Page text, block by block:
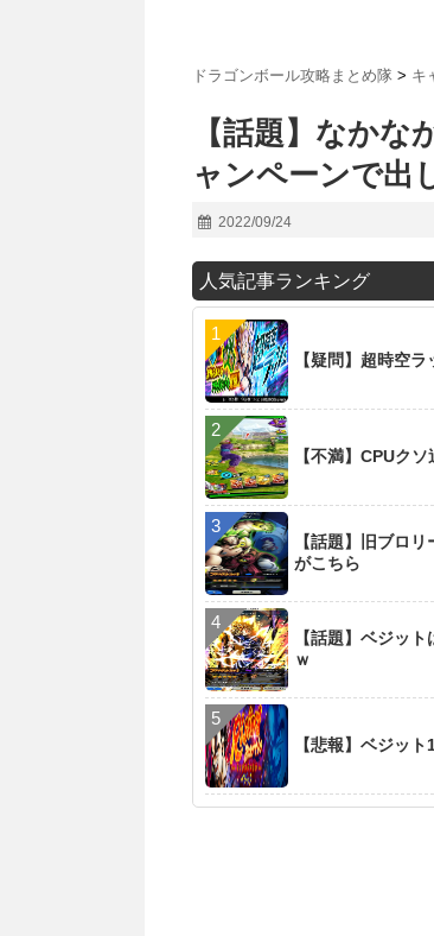
ドラゴンボール攻略まとめ隊 > キ
【話題】なか
ャンペーンで出
2022/09/24
人気記事ランキング
【疑問】超時空
【不満】CPUク
【話題】旧ブロ
がこちら
【話題】ベジッ
ｗ
【悲報】ベジッ